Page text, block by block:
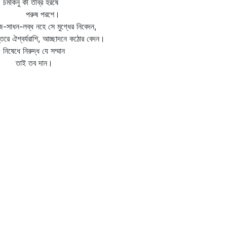
কী তীব্র হরষে
পরশে।
সাধন-লব্ধ নহে সে মুগ্ধের নিবেদন,
ঐশ্বর্যরাশি, আচ্ছাদনে কঠোর বেদন।
নিরুদ্ধ যে সম্মান
তব দান।